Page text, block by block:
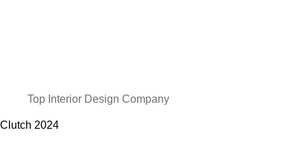
Top Interior Design Company
Clutch 2024